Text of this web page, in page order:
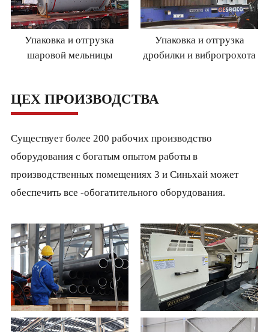
Упаковка и отгрузка
шаровой мельницы
Упаковка и отгрузка
дробилки и виброгрохота
ЦЕХ ПРОИЗВОДСТВА
Существует более 200 рабочих производство
оборудования с богатым опытом работы в
производственных помещениях 3 и Синьхай может
обеспечить все -обогатительного оборудования.